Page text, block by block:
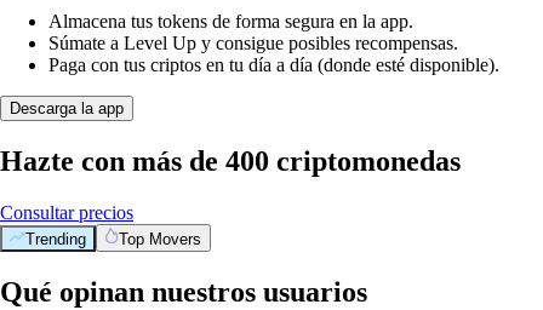
Almacena tus tokens de forma segura en la app.
Súmate a Level Up y consigue posibles recompensas.
Paga con tus criptos en tu día a día (donde esté disponible).
Descarga la app
Hazte con más de 400 criptomonedas
Consultar precios
Trending Top Movers
Qué opinan nuestros usuarios